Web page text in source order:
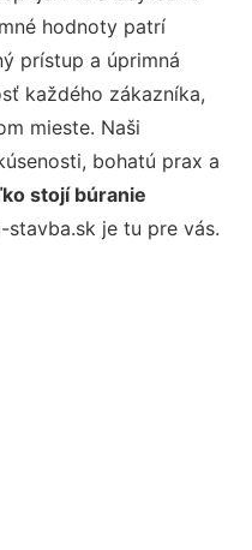
hodnoty patrí
prístup a úprimná
každého zákazníka,
mieste. Naši
bohatú prax a
stojí búranie
stavba.sk je tu pre vás.